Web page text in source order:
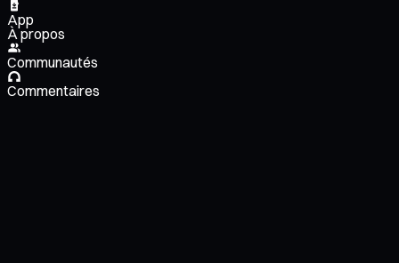
App
À propos
Communautés
Commentaires